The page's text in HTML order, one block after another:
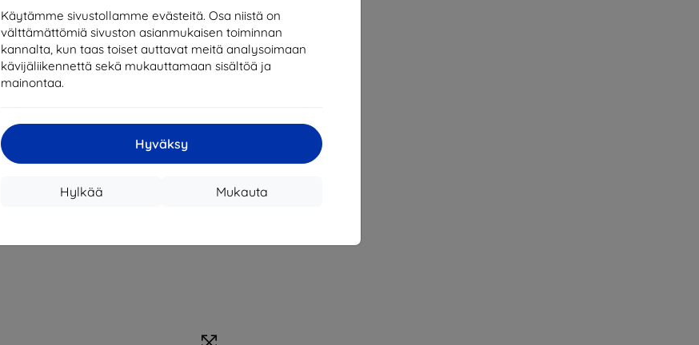
Käytämme sivustollamme evästeitä. Osa niistä on
välttämättömiä sivuston asianmukaisen toiminnan
kannalta, kun taas toiset auttavat meitä analysoimaan
kävijäliikennettä sekä mukauttamaan sisältöä ja
mainontaa.
Hyväksy
Mukauta
Hylkää